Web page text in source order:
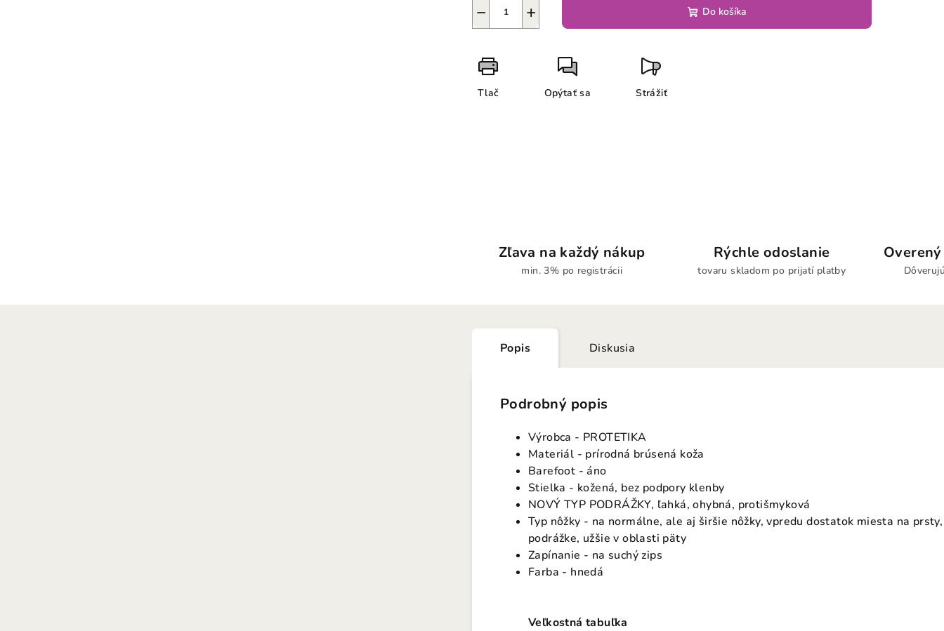
+
− Do košíka
Tlač Opýtať sa Strážiť
Zľava na každý nákup
min. 3% po registrácii
Rýchle odoslanie
tovaru skladom po prijatí platby
Popis Diskusia
Podrobný popis
Výrobca - PROTETIKA
Materiál - prírodná brúsená koža
Barefoot - áno
Stielka - kožená, bez podpory klenby
NOVÝ TYP PODRÁŽKY, ľahká, ohybná, protišmyková
Typ nôžky - na normálne, ale aj širšie nôžky, vpredu dostatok miesta na
podrážke, užšie v oblasti päty
Zapínanie - na suchý zips
Farba - hnedá
Veľkostná tabuľka